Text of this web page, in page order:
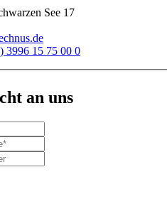
See 17
3996 15 75 00 0
an uns